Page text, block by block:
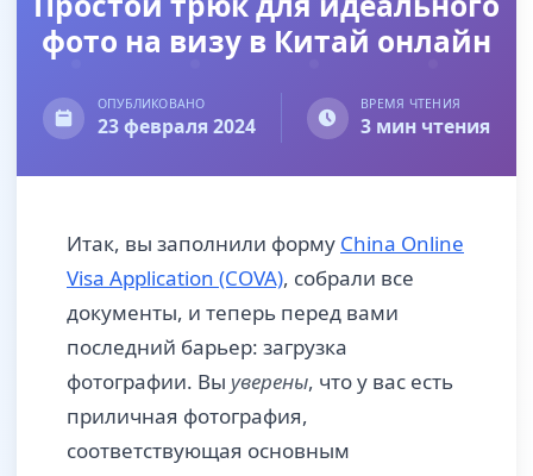
фото на визу в Китай онлайн
ОПУБЛИКОВАНО
23 февраля 2024
ВРЕМЯ ЧТЕНИЯ
3 мин чтения
Итак, вы заполнили форму China Online
Visa Application (COVA), собрали все
документы, и теперь перед вами
последний барьер: загрузка
фотографии. Вы уверены, что у вас есть
приличная фотография,
соответствующая основным